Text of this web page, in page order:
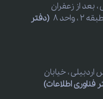
بعد از زعفران
8
(دفتر
، خیابان
فناوری اطلاعات)